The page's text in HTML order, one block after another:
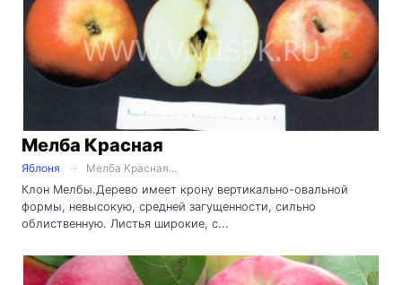
Мелба Красная
Яблоня
Мелба Красная...
Клон Мелбы.Дерево имеет крону вертикально-овальной
формы, невысокую, средней загущенности, сильно
облиственную. Листья широкие, с...